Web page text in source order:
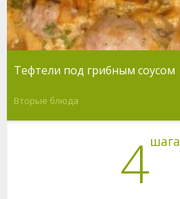
Тефтели под грибным соусом
Вторые блюда
4шага